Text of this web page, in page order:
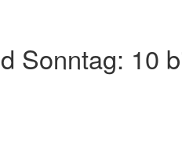
Sonntag: 10